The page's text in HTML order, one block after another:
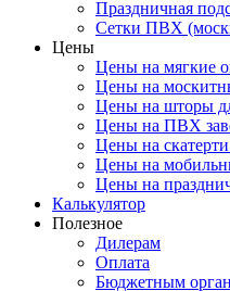
Праздничная
Сетки ПВХ
Цены
Цены на мягкие
Цены на
Цены на шторы
Цены на ПВХ
Цены на
Цены на
Цены на
Калькулятор
Полезное
Дилерам
Оплата
Бюджетным